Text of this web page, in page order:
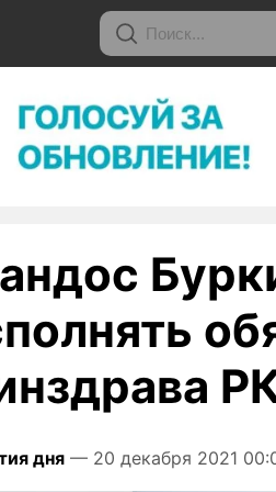
дня — 20 декабря 2021